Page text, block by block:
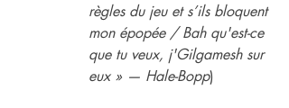
règles du jeu et s’ils bloquent
mon épopée / Bah qu'est-ce
que tu veux, j'Gilgamesh sur
eux » — Hale-Bopp)